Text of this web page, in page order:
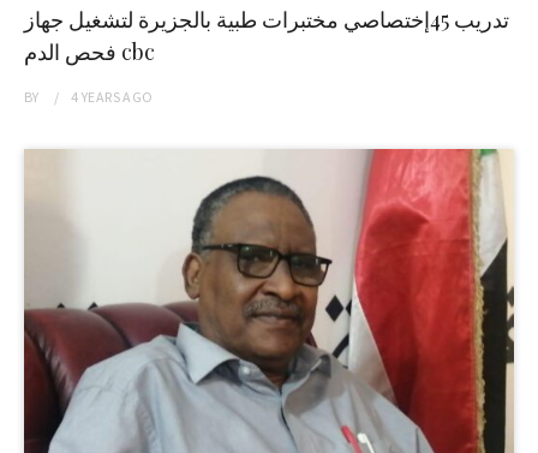
تدريب 45إختصاصي مختبرات طبية بالجزيرة لتشغيل جهاز
فحص الدم cbc
BY 4 YEARSAGO